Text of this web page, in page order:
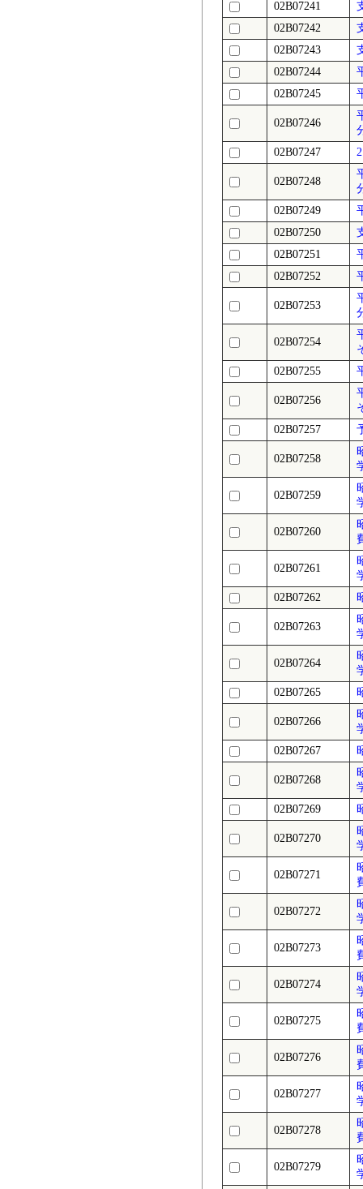
02B07241
02B07242
02B07243
02B07244
02B07245
02B07246
02B07247
02B07248
02B07249
02B07250
02B07251
02B07252
02B07253
02B07254
02B07255
02B07256
02B07257
02B07258
02B07259
02B07260
02B07261
02B07262
02B07263
02B07264
02B07265
02B07266
02B07267
02B07268
02B07269
02B07270
02B07271
02B07272
02B07273
02B07274
02B07275
02B07276
02B07277
02B07278
02B07279